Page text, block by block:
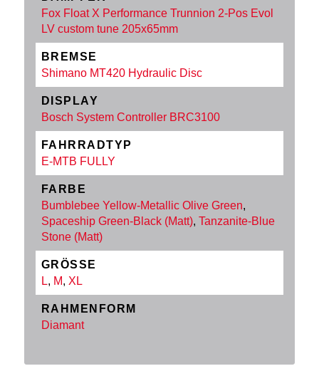
Fox Float X Performance Trunnion 2-Pos Evol
LV custom tune 205x65mm
BREMSE
Shimano MT420 Hydraulic Disc
DISPLAY
Bosch System Controller BRC3100
FAHRRADTYP
E-MTB FULLY
FARBE
Bumblebee Yellow-Metallic Olive Green,
Spaceship Green-Black (Matt), Tanzanite-Blue
Stone (Matt)
GRÖSSE
L, M, XL
RAHMENFORM
Diamant